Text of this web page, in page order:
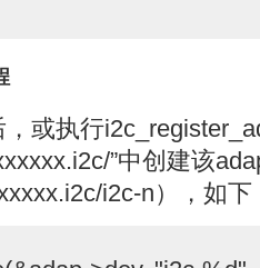
或执行
”中创建该
i2c-n），如下